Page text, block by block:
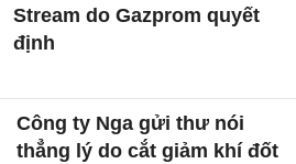
Stream do Gazprom quyết
định
Công ty Nga gửi thư nói
thẳng lý do cắt giảm khí đốt